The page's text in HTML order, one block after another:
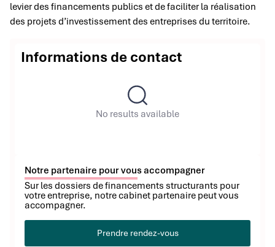
levier des financements publics et de faciliter la réalisation
des projets d’investissement des entreprises du territoire.
Informations de contact
No results available
Notre partenaire pour vous accompagner
Sur les dossiers de financements structurants pour
votre entreprise, notre cabinet partenaire peut vous
accompagner.
Prendre rendez-vous